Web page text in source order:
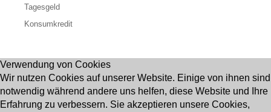
Tagesgeld
Konsumkredit
Verwendung von Cookies
Wir nutzen Cookies auf unserer Website. Einige von ihnen sind
notwendig während andere uns helfen, diese Website und Ihre
Erfahrung zu verbessern. Sie akzeptieren unsere Cookies,